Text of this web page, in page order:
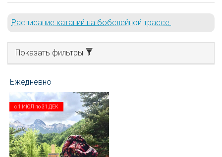
Расписание катаний на бобслейной трассе.
Показать фильтры
с 1 ИЮЛ по31 ДЕК